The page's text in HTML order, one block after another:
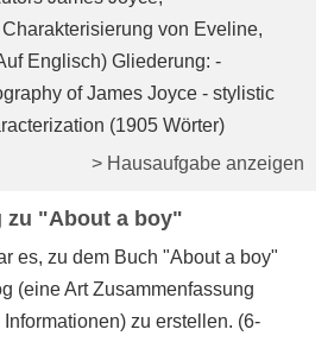
Charakterisierung von Eveline,
Englisch) Gliederung: -
of James Joyce - stylistic
(1905 Wörter)
> Hausaufgabe anzeigen
zu "About a boy"
es, zu dem Buch "About a boy"
(eine Art Zusammenfassung
zu erstellen. (6-